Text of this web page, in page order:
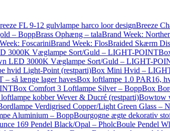
FL 9-12 gulvlampe harco loor designBreeze
– BoppBrass Ophæng – talaBrand Week:
FoscariniBrand Week: FlosBraided Skærm
3000K Væglampe Sort/Guld – LIGHT-POINT
LED 3000K Væglampe Sort/Guld – LIGHT-
hvid Light-Point (restparti)Box Mini Hvid –
så længe lager havesBox loftlampe 1.0 PAR16,
Box Comfort 3 Loftlampe Silver – BoppBox
kobber Wever & Ducré (restparti)Bowtow
Verdigrised Copper/Light Green Glass –
Aluminium – BoppBourgogne ægte dekorativ
169 Pendel Black/Opal – PholcBoule Pendel